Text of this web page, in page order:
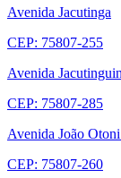
Avenida Jacutinga
CEP: 75807-255
Avenida
CEP: 75807-285
Avenida João
CEP: 75807-260